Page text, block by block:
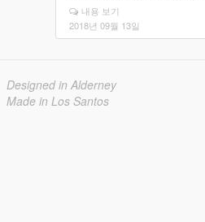
내용 보기
2018년 09월 13일
Designed in Alderney
Made in Los Santos